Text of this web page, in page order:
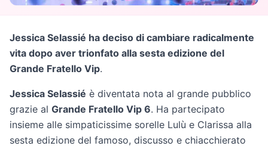
Jessica Selassié ha deciso di cambiare radicalmente
vita dopo aver trionfato alla sesta edizione del
Grande Fratello Vip.
Jessica Selassié è diventata nota al grande pubblico
grazie al Grande Fratello Vip 6. Ha partecipato
insieme alle simpaticissime sorelle Lulù e Clarissa alla
sesta edizione del famoso, discusso e chiacchierato